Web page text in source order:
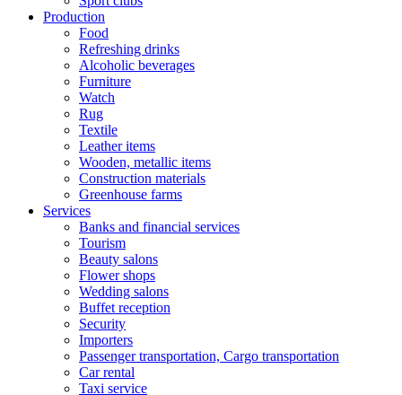
Production
Food
Refreshing drinks
Alcoholic beverages
Furniture
Watch
Rug
Textile
Leather items
Wooden, metallic items
Construction materials
Greenhouse farms
Services
Banks and financial services
Tourism
Beauty salons
Flower shops
Wedding salons
Buffet reception
Security
Importers
Passenger transportation, Cargo transportation
Car rental
Taxi service